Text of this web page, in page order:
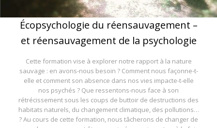
Écopsychologie du réensauvagement –
et réensauvagement de la psychologie
Cette formation vise à explorer notre rapport à la nature
sauvage : en avons-nous besoin ? Comment nous façonne-t-
elle et comment son absence dans nos vies impacte-t-elle
nos psychés ? Que ressentons-nous face à son
rétrécissement sous les coups de buttoir de destructions des
habitats naturels, du changement climatique, des pollutions…
? Au cours de cette formation, nous tâcherons de changer de